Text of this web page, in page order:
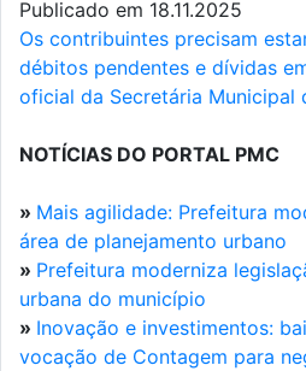
Publicado em 18.11.2025
Os contribuintes precisam
débitos pendentes e dívidas
oficial da Secretária Municipal
NOTÍCIAS DO PORTAL PMC
» Mais agilidade: Prefeitura
área de planejamento urbano
» Prefeitura moderniza
urbana do município
» Inovação e investimentos:
vocação de Contagem para